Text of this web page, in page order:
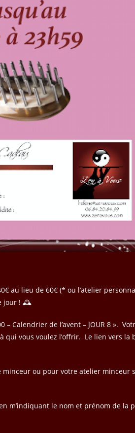
au lieu de 60€ (* ou l’atelier
jour ! 🕰
Calendrier de l’avent – JOUR 8 ».
qui vous voulez l’offrir. Le lien vers la
ou pour votre atelier minceur
m’indiquant le nom et prénom de la